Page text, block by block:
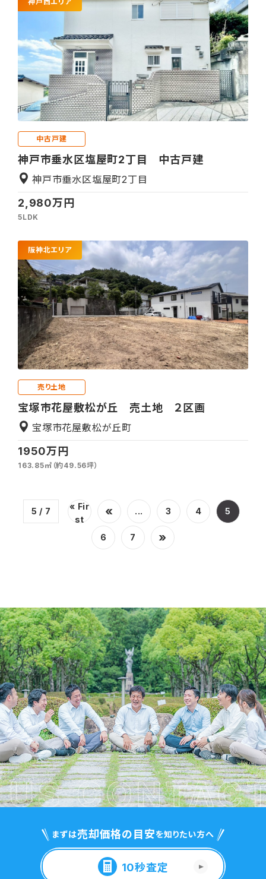
中古戸建
神戸市垂水区塩屋町2丁目 中古戸建
2,980万円
5LDK
神戸市垂水区塩屋町2丁目
阪神北エリア
売り土地
宝塚市花屋敷松が丘 売土地 ２区画
1950万円
163.85㎡（約49.56坪）
宝塚市花屋敷松が丘町
5 / 7
« Fir
st
« ... 3 4 5
6 7 »
まずは売却価格の目安を知りたい方へ
10秒査定